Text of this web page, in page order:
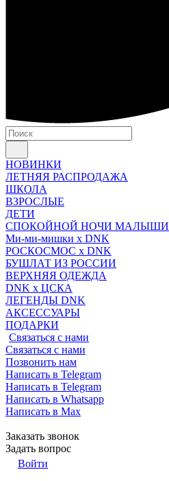
НОВИНКИ
ЛЕТНЯЯ РАСПРОДАЖА
ШКОЛА
ВЗРОСЛЫЕ
ДЕТИ
СПОКОЙНОЙ НОЧИ МАЛЫШИ
Ми-ми-мишки x DNK
РОСКОСМОС x DNK
БУШЛАТ ИЗ РОССИИ
ВЕРХНЯЯ ОДЕЖДА
DNK x ЦСКА
ЛЕГЕНДЫ DNK
АКСЕССУАРЫ
ПОДАРКИ
Связаться с нами
Связаться с нами
Позвонить нам
Написать в Telegram
Написать в Telegram
Написать в Whatsapp
Написать в Max
Заказать звонок
Задать вопрос
Войти